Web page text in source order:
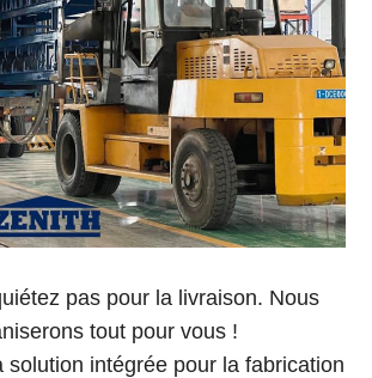
pas pour la livraison. Nous
tout pour vous !
solution intégrée pour la fabrication